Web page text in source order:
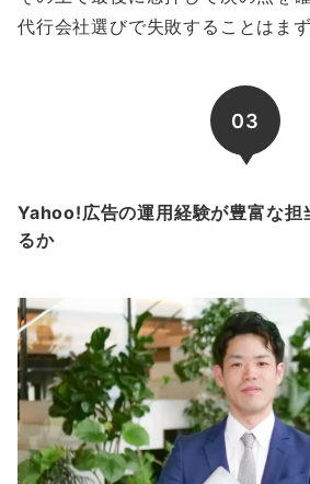
代行会社選びで失敗することはま
03
Yahoo!広告の運用経験が豊富な担
るか